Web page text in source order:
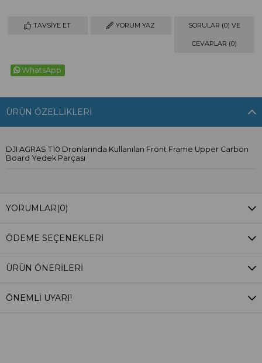
TAVSIYE ET YORUM YAZ SORULAR (0) VE
CEVAPLAR (0)
WhatsApp
ÜRÜN ÖZELLIKLERI
DJI AGRAS T10 Dronlarında Kullanılan Front Frame Upper Carbon
Board Yedek Parçası
YORUMLAR(0)
ÖDEME SEÇENEKLERI
ÜRÜN ÖNERILERI
ÖNEMLİ UYARI!